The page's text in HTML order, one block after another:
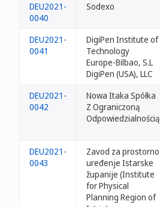
DEU2021-
0040
Sodexo
DEU2021-
0041
DigiPen Institute of
Technology
Europe-Bilbao, S.L
DigiPen (USA), LLC
DEU2021-
0042
Nowa Itaka Spółka
Z Ograniczoną
Odpowiedzialnością
DEU2021-
0043
Zavod za prostorno
uređenje Istarske
županije (Institute
for Physical
Planning Region of